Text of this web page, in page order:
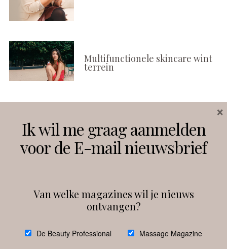
Multifunctionele skincare wint
terrein
Instagram Facebook
debeautyprofessional
Ik wil me graag aanmelden
voor de E-mail nieuwsbrief
Van welke magazines wil je nieuws
ontvangen?
De Beauty Professional Massage Magazine
×